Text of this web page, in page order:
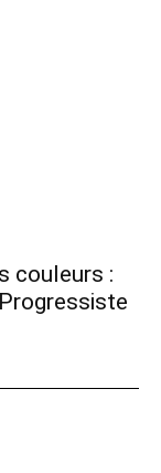
couleurs :